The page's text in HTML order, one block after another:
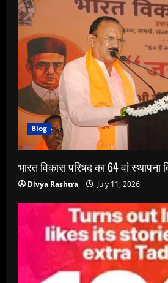
Blog
भारत विकास परिषद का 64 वां स्थापना
Divya Rashtra July 11, 2026